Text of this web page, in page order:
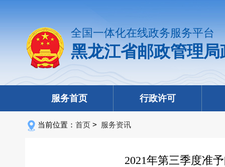
全国一体化在线政务服务平台
黑龙江省邮政管理
服务首页 行政许可
当前位置： 首页 > 服务资讯
2021年第三季度准